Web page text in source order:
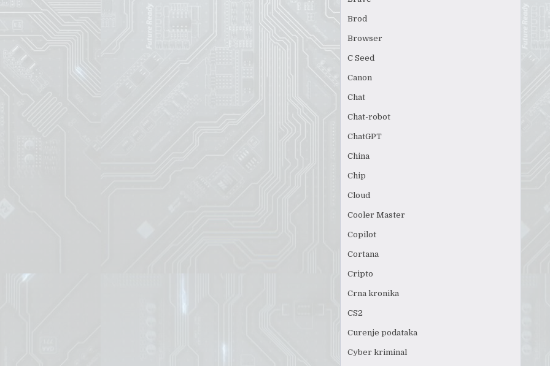
Brod
Browser
C Seed
Canon
Chat
Chat-robot
ChatGPT
China
Chip
Cloud
Cooler Master
Copilot
Cortana
Cripto
Crna kronika
CS2
Curenje podataka
Cyber kriminal